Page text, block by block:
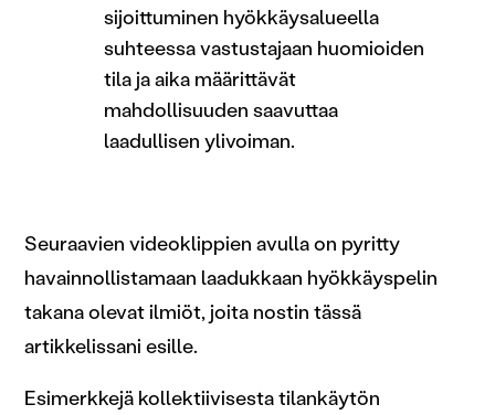
sijoittuminen hyökkäysalueella
suhteessa vastustajaan huomioiden
tila ja aika määrittävät
mahdollisuuden saavuttaa
laadullisen ylivoiman.
Seuraavien videoklippien avulla on pyritty
havainnollistamaan laadukkaan hyökkäyspelin
takana olevat ilmiöt, joita nostin tässä
artikkelissani esille.
Esimerkkejä kollektiivisesta tilankäytön